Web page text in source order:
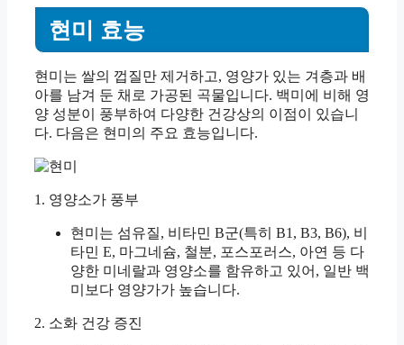
현미 효능
현미는 쌀의 껍질만 제거하고, 영양가 있는 겨층과 배
아를 남겨 둔 채로 가공된 곡물입니다. 백미에 비해 영
양 성분이 풍부하여 다양한 건강상의 이점이 있습니
다. 다음은 현미의 주요 효능입니다.
1. 영양소가 풍부
현미는 섬유질, 비타민 B군(특히 B1, B3, B6), 비
타민 E, 마그네슘, 철분, 포스포러스, 아연 등 다
양한 미네랄과 영양소를 함유하고 있어, 일반 백
미보다 영양가가 높습니다.
2. 소화 건강 증진